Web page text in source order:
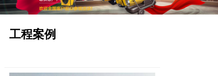
工程案例